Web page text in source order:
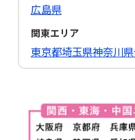
広島県
関東エリア
東京都埼玉県神奈川県